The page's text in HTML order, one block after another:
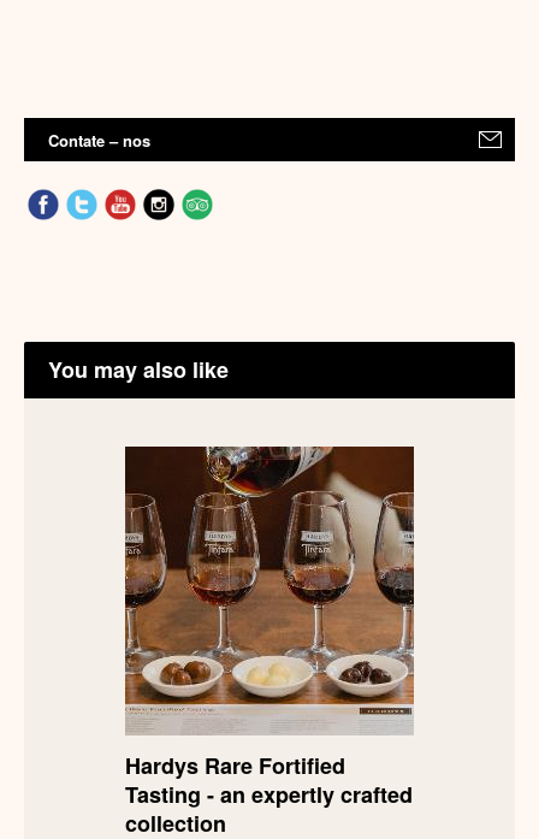
Contate – nos
You may also like
Hardys Rare Fortified
Tasting - an expertly crafted
collection